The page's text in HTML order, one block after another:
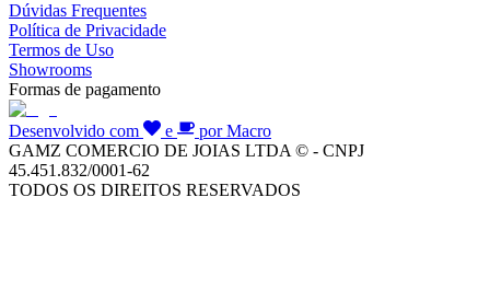
Dúvidas Frequentes
Política de Privacidade
Termos de Uso
Showrooms
Formas de pagamento
Desenvolvido com e
por Macro
GAMZ COMERCIO DE JOIAS LTDA © - CNPJ
45.451.832/0001-62
TODOS OS DIREITOS RESERVADOS